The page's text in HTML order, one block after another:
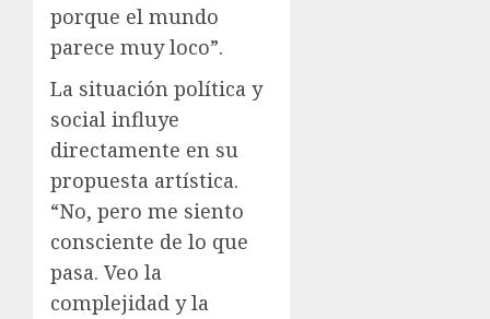
porque el mundo
parece muy loco”.
La situación política y
social influye
directamente en su
propuesta artística.
“No, pero me siento
consciente de lo que
pasa. Veo la
complejidad y la